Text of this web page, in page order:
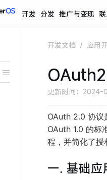
开发 分发 推广与变现
开发文档 / 应用
更新时间： 2024-
OAuth 2.0 协议
OAuth 1.0 的标
程，并简化了授
一. 基础应